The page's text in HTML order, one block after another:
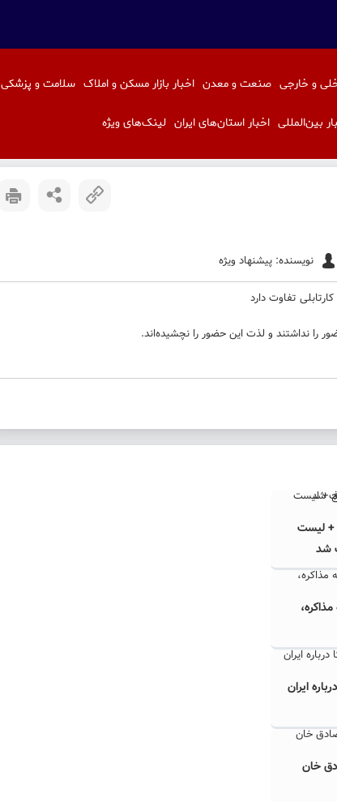
و خارجی صنعت و معدن اخبار بازار مسکن و املاک سلامت و پزشکی
بین‌المللی اخبار استان‌های ایران لینک‌های ویژه
نویسنده: پیشنهاد ویژه
نداشتند و لذت این حضور را نچشیده‌اند.
+ لیست
شد
ایران
خان